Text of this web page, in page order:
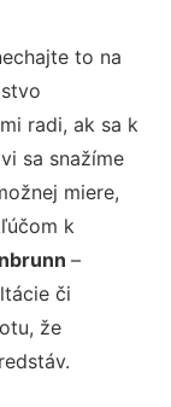
to na
radi, ak sa k
sa snažíme
miere,
k
–
či
že